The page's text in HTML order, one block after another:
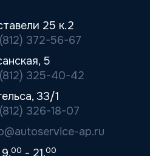
25 к.2
372-56-67
5
325-40-42
33/1
326-18-07
ap.ru
9.00 - 21.00